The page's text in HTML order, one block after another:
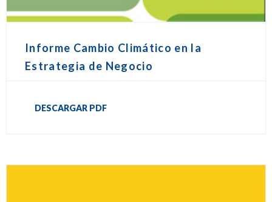
Informe Cambio Climático en la
Estrategia de Negocio
DESCARGAR PDF